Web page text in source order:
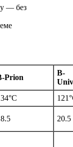
— без
Prion
B-
20.5